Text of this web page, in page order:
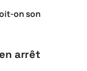
on son
arrêt